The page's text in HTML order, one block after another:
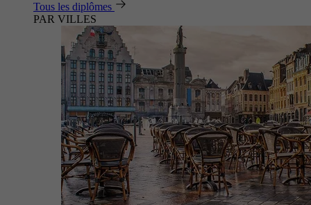
Tous les diplômes
PAR VILLES